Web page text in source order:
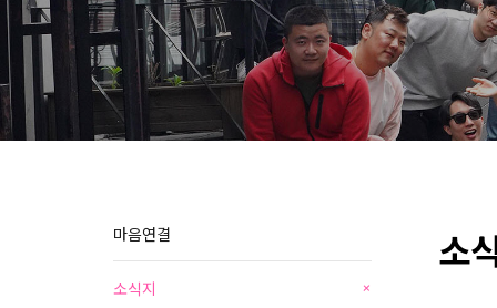
마음연결
소식지 +
소